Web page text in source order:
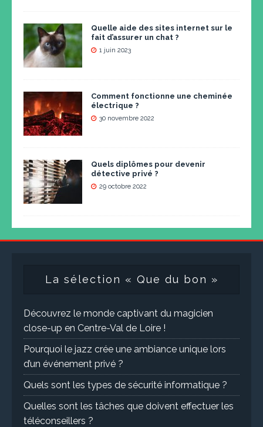
Quelle aide des sites internet sur le
fait d’assurer un chat ?
1 juin 2023
Comment fonctionne une cheminée
électrique ?
30 novembre 2022
Quels diplômes pour devenir
détective privé ?
29 octobre 2022
La sélection « Que du bon »
Découvrez le monde captivant du magicien
close-up en Centre-Val de Loire !
Pourquoi le jazz crée une ambiance unique lors
d’un événement privé ?
Quels sont les types de sécurité informatique ?
Quelles sont les tâches que doivent effectuer les
téléconseillers ?